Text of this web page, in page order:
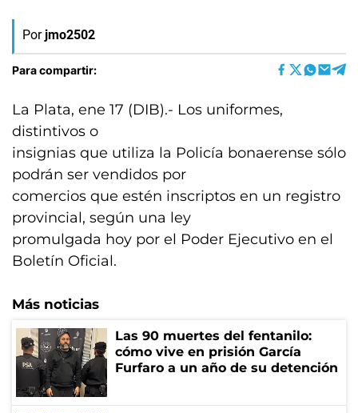
Por jmo2502
Para compartir:
La Plata, ene 17 (DIB).- Los uniformes,
distintivos o
insignias que utiliza la Policía bonaerense sólo
podrán ser vendidos por
comercios que estén inscriptos en un registro
provincial, según una ley
promulgada hoy por el Poder Ejecutivo en el
Boletín Oficial.
Más noticias
Las 90 muertes del fentanilo:
cómo vive en prisión García
Furfaro a un año de su detención